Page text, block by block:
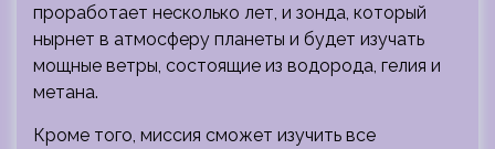
проработает несколько лет, и зонда, который
нырнет в атмосферу планеты и будет изучать
мощные ветры, состоящие из водорода, гелия и
метана.
Кроме того, миссия сможет изучить все